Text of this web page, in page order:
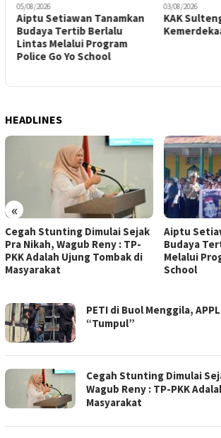
05/08/2026
Aiptu Setiawan Tanamkan
Budaya Tertib Berlalu
Lintas Melalui Program
Police Go Yo School
03/08/2026
KAK
HEADLINES
«
Cegah Stunting Dimulai Sejak
Pra Nikah, Wagub Reny : TP-
PKK Adalah Ujung Tombak di
Masyarakat
Aiptu
Budaya
Melalui
School
KABAR
TODAY
PETI di Buol Menggila,
“Tumpul”
Cegah Stunting Dimulai
Wagub Reny : TP-PKK
Masyarakat